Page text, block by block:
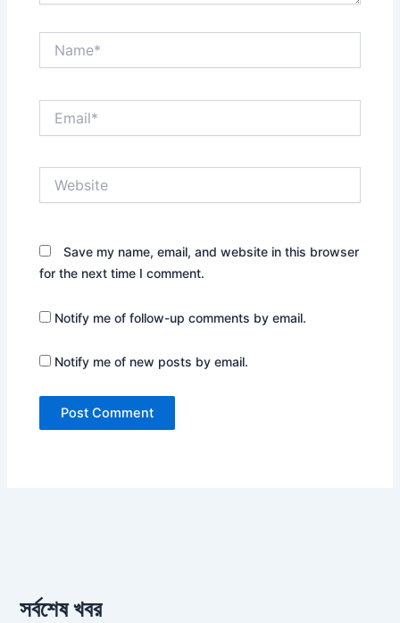
Save my name, email, and website in this browser
for the next time I comment.
Notify me of follow-up comments by email.
Notify me of new posts by email.
সর্বশেষ খবর